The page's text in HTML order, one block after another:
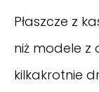
Płaszcze z
niż modele z
kilkakrotnie